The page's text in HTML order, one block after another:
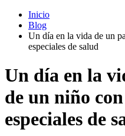
Inicio
Blog
Un día en la vida de un
especiales de salud
Un día en la
de un niño
especiales de